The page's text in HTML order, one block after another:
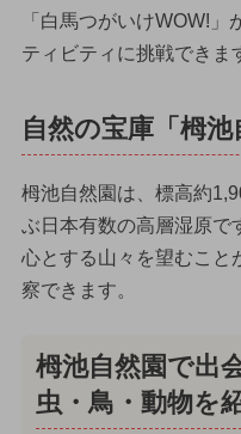
「白馬つがいけWOW!
ティビティに挑戦できま
自然の宝庫「栂池
栂池自然園は、標高約
ぶ日本有数の高層湿原で
心とする山々を望むこと
察できます。
栂池自然園で出
虫・鳥・動物を